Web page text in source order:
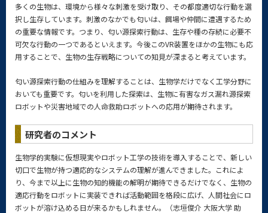
多くの生物は、環境から様々な刺激を受け取り、その都度適切な行動を選
択し生存しています。刺激のなかでも匂いは、餌場や仲間に遭遇するため
の重要な情報です。つまり、匂い源探索行動は、生存や種の存続に必要不
可欠な行動の一つであるといえます。今後このVR装置をほかの生物にも応
用することで、生物の生存戦略についての知見が深まると考えています。
匂い源探索行動の仕組みを理解することは、生物学だけでなく工学分野に
おいても重要です。匂いを利用した探索は、生物に有害なガス漏れ源探索
ロボットや災害地域での人命救助ロボットへの応用が期待されます。
研究者のコメント
生物学的実験に仮想現実やロボット工学の技術を導入することで、新しい
切口で生物が持つ適応的なシステムの理解が進んできました。これによ
り、今まで以上に生物の知的機能の解明が期待できるだけでなく、生物の
適応行動をロボットに実装できれば活動範囲を格段に広げ、人間社会にロ
ボットが溶け込める日が来るかもしれません。（志垣俊介 大阪大学 助